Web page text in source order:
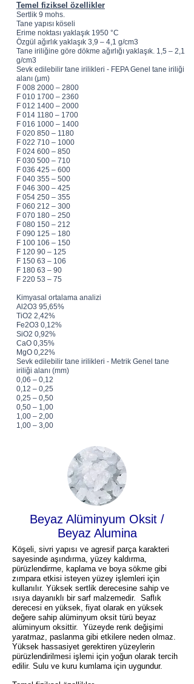
Temel fiziksel özellikler
Sertlik 9 mohs.
Tane yapısı köseli
Erime noktası yaklaşık 1950 °C
Özgül ağırlık yaklaşık 3,9 – 4,1 g/cm3
Tane iriliğine göre dökme ağırlığı yaklaşık. 1,5 – 2,1
g/cm3
Sevk edilebilir tane irilikleri - FEPA Genel tane iriliği
alanı (μm)
F 008 2000 – 2800
F 010 1700 – 2360
F 012 1400 – 2000
F 014 1180 – 1700
F 016 1000 – 1400
F 020 850 – 1180
F 022 710 – 1000
F 024 600 – 850
F 030 500 – 710
F 036 425 – 600
F 040 355 – 500
F 046 300 – 425
F 054 250 – 355
F 060 212 – 300
F 070 180 – 250
F 080 150 – 212
F 090 125 – 180
F 100 106 – 150
F 120 90 – 125
F 150 63 – 106
F 180 63 – 90
F 220 53 – 75
Kimyasal ortalama analizi
Al2O3 95,65%
TiO2 2,42%
Fe2O3 0,12%
SiO2 0,92%
CaO 0,35%
MgO 0,22%
Sevk edilebilir tane irilikleri - Metrik Genel tane
iriliği alanı (mm)
0,06 – 0,12
0,12 – 0,25
0,25 – 0,50
0,50 – 1,00
1,00 – 2,00
1,00 – 3,00
Beyaz Alüminyum Oksit /
Beyaz Alumina
Köşeli, sivri yapısı ve agresif parça karakteri
sayesinde aşındırma, yüzey kaldırma,
pürüzlendirme, kaplama ve boya sökme gibi
zımpara etkisi isteyen yüzey işlemleri için
kullanılır. Yüksek sertlik derecesine sahip ve
ısıya dayanıklı bir sarf malzemedir. Saflık
derecesi en yüksek, fiyat olarak en yüksek
değere sahip alüminyum oksit türü beyaz
alüminyum oksittir. Yüzeyde renk değişimi
yaratmaz, paslanma gibi etkilere neden olmaz.
Yüksek hassasiyet gerektiren yüzeylerin
pürüzlendirilmesi işlemi için yoğun olarak tercih
edilir. Sulu ve kuru kumlama için uygundur.